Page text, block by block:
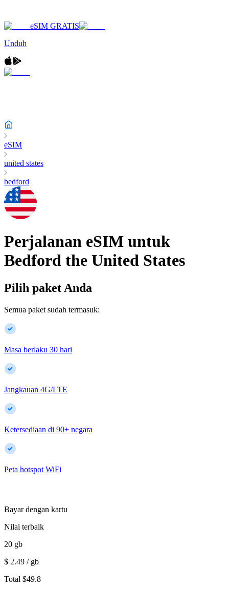
eSIM GRATIS
Unduh
eSIM
united states
bedford
Perjalanan eSIM untuk
Bedford the United States
Pilih paket Anda
Semua paket sudah termasuk:
Masa berlaku 30 hari
Jangkauan 4G/LTE
Ketersediaan di 90+ negara
Peta hotspot WiFi
Bayar dengan kartu
Nilai terbaik
20 gb
$ 2.49 / gb
Total $49.8